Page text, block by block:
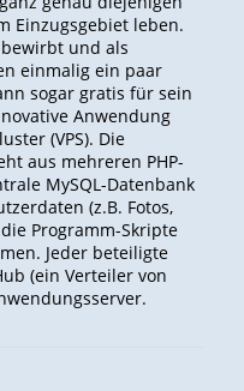
Einzugsgebiet leben.
bewirbt und als
einmalig ein paar
sogar gratis für sein
Anwendung
(VPS). Die
aus mehreren PHP-
MySQL-Datenbank
(z.B. Fotos,
Programm-Skripte
Jeder beteiligte
(ein Verteiler von